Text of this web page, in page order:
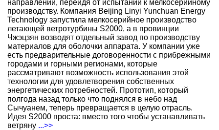
направлении, перейдя от испытаний к мелкосерийному
производству. Компания Beijing Linyi Yunchuan Energy
Technology запустила мелкосерийное производство
летающей ветротурбины S2000, а в провинции
Чжэцзян возводят отдельный завод по производству
материалов для оболочки аппарата. У компании уже
есть предварительные договоренности с прибрежными
городами и горными регионами, которые
рассматривают возможность использования этой
технологии для удовлетворения собственных
энергетических потребностей. Прототип, который
полгода назад только что поднялся в небо над
Сычуанем, теперь превращается в целую отрасль.
Идея S2000 проста: вместо того чтобы устанавливать
ветряну ...>>